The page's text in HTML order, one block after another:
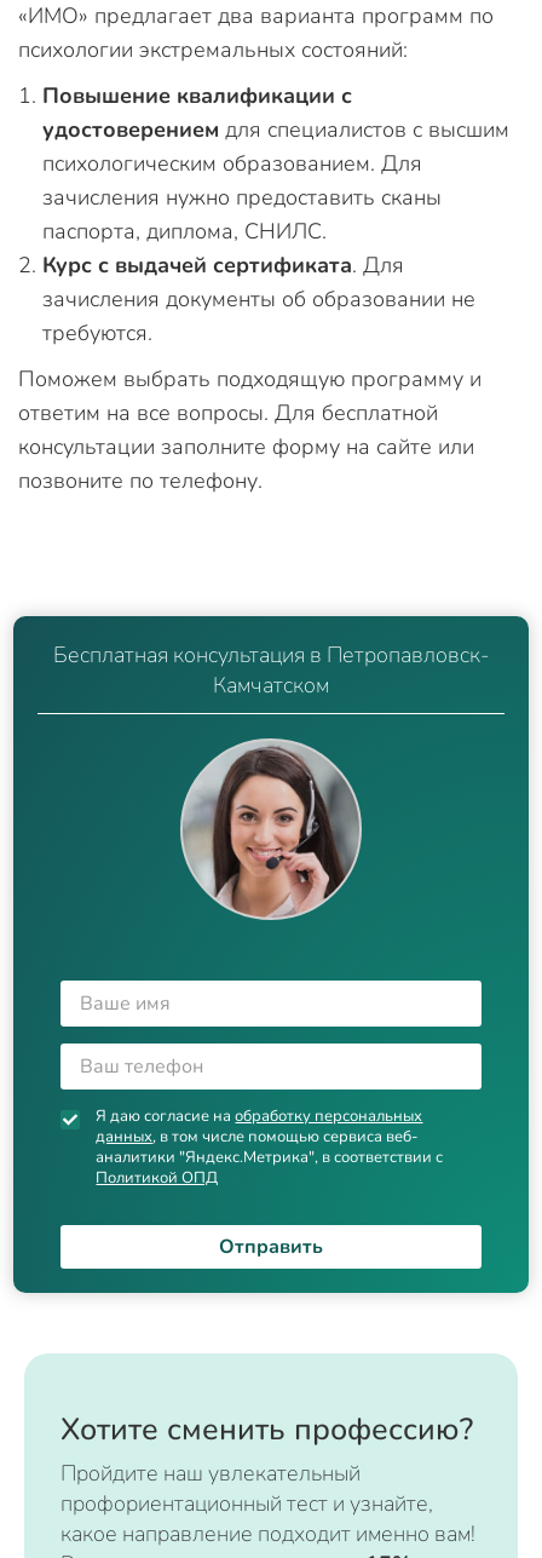
«ИМО» предлагает два варианта программ по
психологии экстремальных состояний:
Повышение квалификации с
удостоверением для специалистов с высшим
психологическим образованием. Для
зачисления нужно предоставить сканы
паспорта, диплома, СНИЛС.
Курс с выдачей сертификата. Для
зачисления документы об образовании не
требуются.
Поможем выбрать подходящую программу и
ответим на все вопросы. Для бесплатной
консультации заполните форму на сайте или
позвоните по телефону.
Бесплатная консультация в Петропавловск-
Камчатском
Я даю согласие наобработку персональных
данных, в том числе помощью сервиса веб-
аналитики "Яндекс.Метрика", в соответствии с
Политикой ОПД
Отправить
Хотите сменить профессию?
Пройдите наш увлекательный
профориентационный тест и узнайте,
какое направление подходит именно вам!